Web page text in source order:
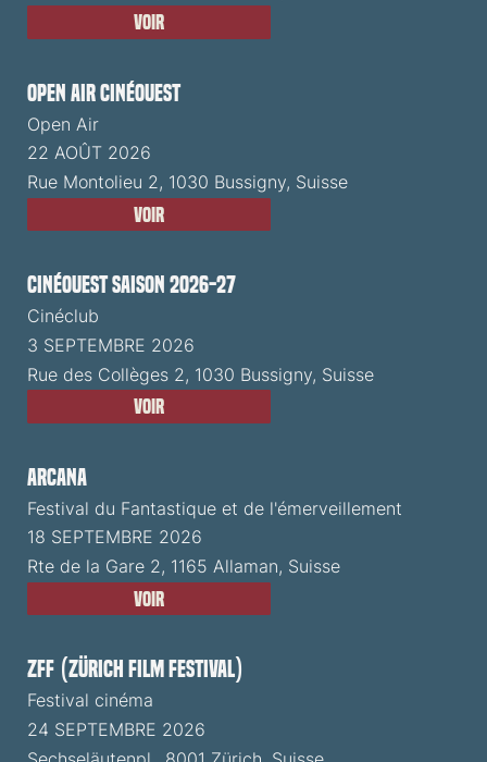
Voir
Open Air CinéOuest
Open Air
22 AOÛT 2026
Rue Montolieu 2, 1030 Bussigny, Suisse
Voir
CinéOuest Saison 2026-27
Cinéclub
3 SEPTEMBRE 2026
Rue des Collèges 2, 1030 Bussigny, Suisse
Voir
ARCANA
Festival du Fantastique et de l'émerveillement
18 SEPTEMBRE 2026
Rte de la Gare 2, 1165 Allaman, Suisse
Voir
ZFF (Zürich Film Festival)
Festival cinéma
24 SEPTEMBRE 2026